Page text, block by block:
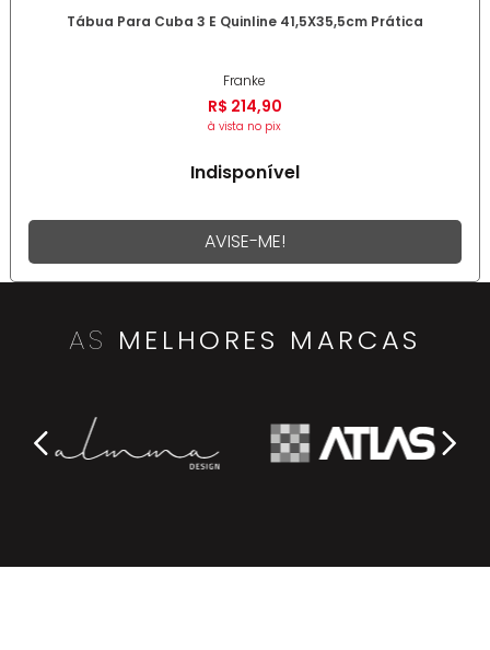
Tábua Para Cuba 3 E Quinline 41,5X35,5cm Prática
Franke
R$ 214,90
à vista no pix
Indisponível
AVISE-ME!
AS MELHORES MARCAS